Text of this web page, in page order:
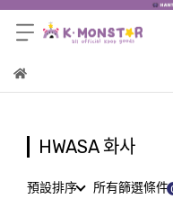
HWASA 화사
預設排序 所有篩選條件